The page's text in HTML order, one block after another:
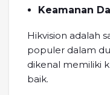
Keamanan
Hikvision adalah
populer dalam
dikenal memiliki
baik.